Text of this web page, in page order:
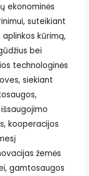
ekonominės
suteikiant
kūrimą,
bei
technologinės
siekiant
kooperacijos
žemės
gamtosaugos